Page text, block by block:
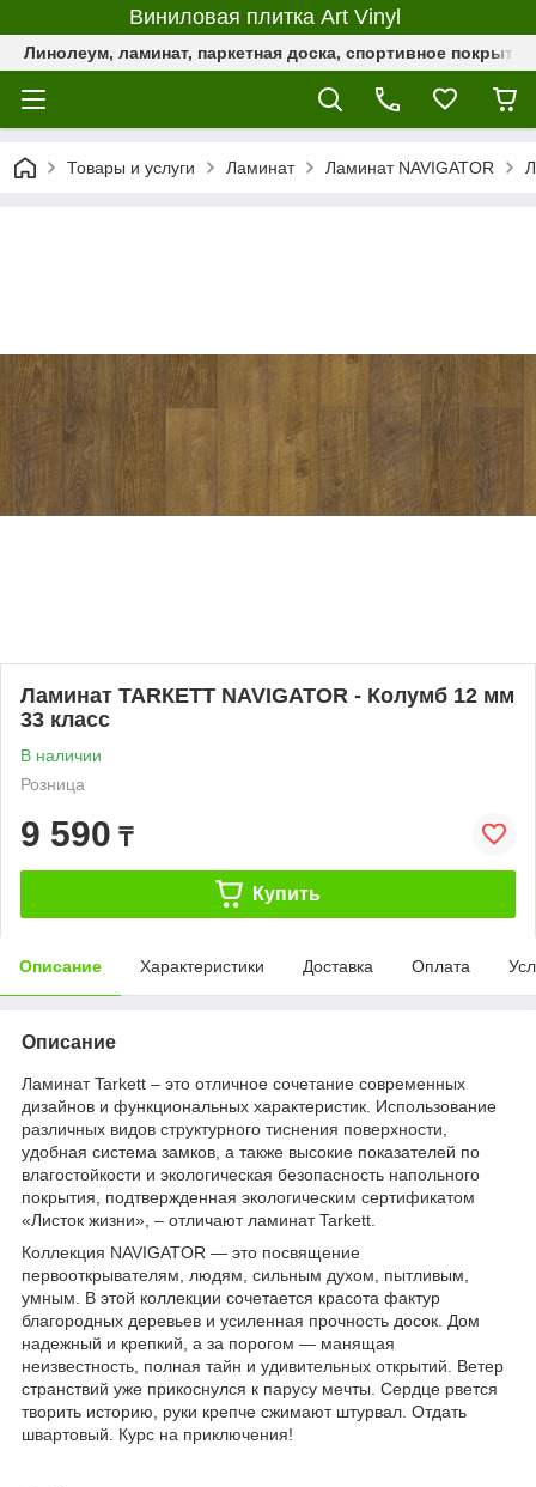
Виниловая плитка Art Vinyl
Линолеум, ламинат, паркетная доска, спортивное
Товары и услуги Ламинат Ламинат NAVIGATOR
Ламинат ТАRКЕТТ NAVIGATOR - Колумб 12 мм
33 класс
В наличии
Розница
9 590 ₸
Купить
Описание Характеристики Доставка Оплата
Описание
Ламинат Tarkett – это отличное сочетание современных
дизайнов и функциональных характеристик. Использование
различных видов структурного тиснения поверхности,
удобная система замков, а также высокие показателей по
влагостойкости и экологическая безопасность напольного
покрытия, подтвержденная экологическим сертификатом
«Листок жизни», – отличают ламинат Tarkett.
Коллекция NAVIGATOR — это посвящение
первооткрывателям, людям, сильным духом, пытливым,
умным. В этой коллекции сочетается красота фактур
благородных деревьев и усиленная прочность досок. Дом
надежный и крепкий, а за порогом — манящая
неизвестность, полная тайн и удивительных открытий. Ветер
странствий уже прикоснулся к парусу мечты. Сердце рвется
творить историю, руки крепче сжимают штурвал. Отдать
швартовый. Курс на приключения!